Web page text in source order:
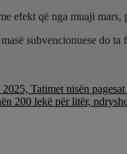
efekt që nga muaji
subvencionuese do
Tatimet nisën
200 lekë për litër,